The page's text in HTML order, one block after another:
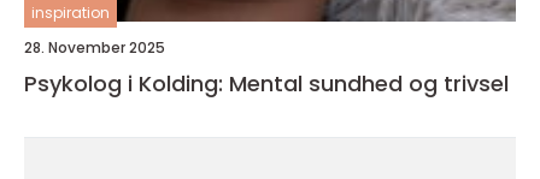
inspiration
28. November 2025
Psykolog i Kolding: Mental sundhed og trivsel